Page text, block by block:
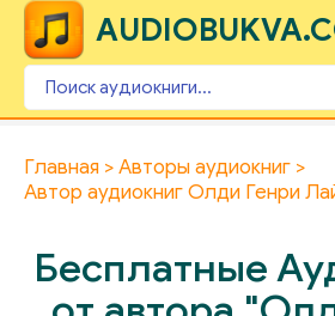
Главная
Авторы аудиокниг
Автор аудиокниг Олди Генри
Бесплатные